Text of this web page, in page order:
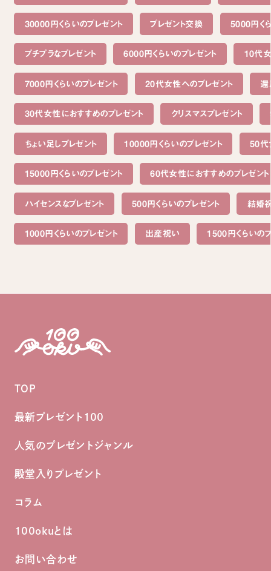
30000円くらいのプレゼント プレゼント交換 5000円く
プチプラなプレゼント 6000円くらいのプレゼント 10代女
7000円くらいのプレゼント 20代女性へのプレゼント 還
30代女性におすすめのプレゼント クリスマスプレゼント
ちょい足しプレゼント 10000円くらいのプレゼント 50代
15000円くらいのプレゼント 60代女性におすすめのプレゼント
ハイセンスなプレゼント 500円くらいのプレゼント 結婚
1000円くらいのプレゼント 出産祝い 1500円くらいの
TOP
最新プレゼント100
人気のプレゼントジャンル
殿堂入りプレゼント
コラム
100okuとは
お問い合わせ